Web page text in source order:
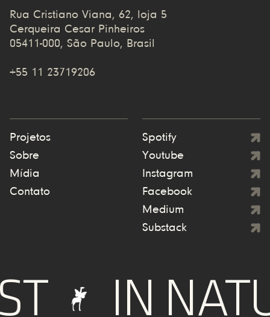
Rua Cristiano Viana, 62, loja 5
Cerqueira Cesar Pinheiros
05411-000, São Paulo, Brasil
+55 11 23719206
Projetos
Sobre
Mídia
Contato
Spotify
Youtube
Instagram
Facebook
Medium
Substack
IN